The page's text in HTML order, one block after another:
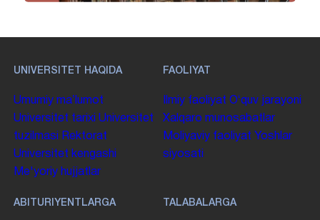
UNIVERSITET HAQIDA
Umumiy maʼlumot
Universitet tarixi Universitet
tuzilmasi
Rektorat
Universitet kengashi
Me'yoriy hujjatlar
FAOLIYAT
Ilmiy faoliyat Oʻquv jarayoni
Xalqaro munosabatlar
Moliyaviy faoliyat Yoshlar
siyosati
ABITURIYENTLARGA TALABALARGA